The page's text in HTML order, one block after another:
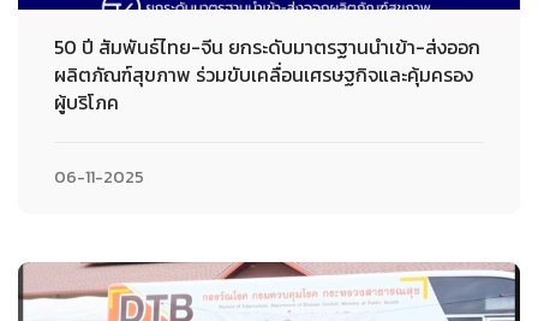
50 ปี สัมพันธ์ไทย-จีน ยกระดับมาตรฐานนำเข้า-ส่งออก
ผลิตภัณฑ์สุขภาพ ร่วมขับเคลื่อนเศรษฐกิจและคุ้มครอง
ผู้บริโภค
06-11-2025